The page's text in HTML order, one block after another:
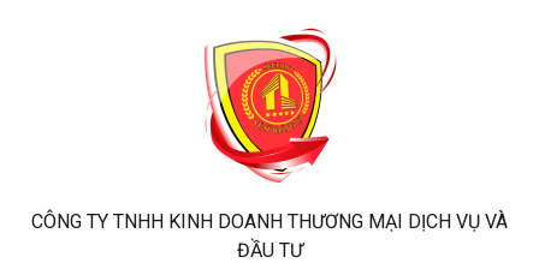
CÔNG TY TNHH KINH DOANH THƯƠNG MẠI DỊCH VỤ VÀ
ĐẦU TƯ